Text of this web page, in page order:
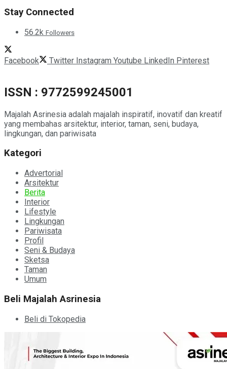
Stay Connected
56.2k Followers
Facebook Twitter Instagram Youtube LinkedIn Pinterest
ISSN : 9772599245001
Majalah Asrinesia adalah majalah inspiratif, inovatif dan kreatif
yang membahas arsitektur, interior, taman, seni, budaya,
lingkungan, dan pariwisata
Kategori
Advertorial
Arsitektur
Berita
Interior
Lifestyle
Lingkungan
Pariwisata
Profil
Seni & Budaya
Sketsa
Taman
Umum
Beli Majalah Asrinesia
Beli di Tokopedia